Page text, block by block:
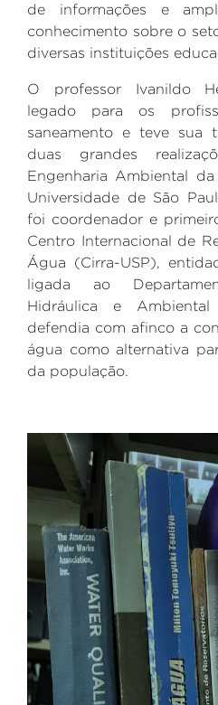
de informações e
conhecimento sobre o
diversas instituições
O professor Ivanildo
legado para os
saneamento e teve sua
duas grandes
Engenharia Ambiental
Universidade de São
foi coordenador e
Centro Internacional de
Água (Cirra-USP),
ligada ao
Hidráulica e
defendia com afinco a
água como alternativa
da população.